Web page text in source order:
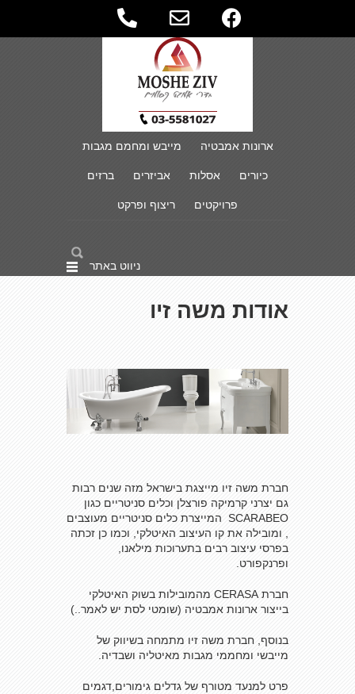
ארונות אמבטיה מייבש ומחמם מגבות
כיורים אסלות אביזרים ברזים
פרויקטים ריצוף ופרקט
ניווט באתר
אודות משה זיו
חברת משה זיו מייצגת בישראל מזה שנים רבות
גם יצרני קרמיקה פורצלן וכלים סניטריים כגון
SCARABEO המייצרת כלים סניטריים מעוצבים
, ומובילה את קו העיצוב האיטלקי, וכמו כן זכתה
בפרסי עיצוב רבים בתערוכות מילאנו,
ופרנקפורט.
חברת CERASA מהמובילות בשוק האיטלקי
בייצור ארונות אמבטיה (שומטי לסת יש לאמר..)
בנוסף, חברת משה זיו מתמחה בשיווק של
מייבשי ומחממי מגבות מאיטליה ושבדיה.
פרט למנעד מטורף של גדלים גימורים,דגמים